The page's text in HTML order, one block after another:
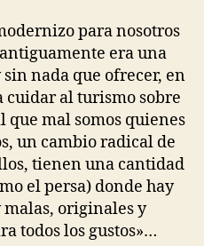
para nosotros
era una
nada que ofrecer, en
cuidar al turismo sobre
mal somos quienes
un cambio radical de
tienen una cantidad
el persa) donde hay
malas, originales y
todos los gustos»…